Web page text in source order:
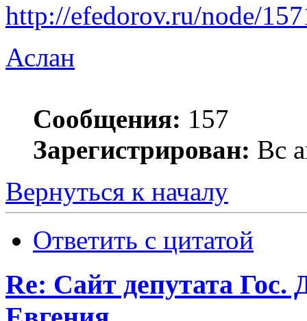
http://efedorov.ru/node/
Аслан
Сообщения: 157
Зарегистрирован: Вс
Вернуться к началу
Ответить с цитатой
Re: Сайт депутата